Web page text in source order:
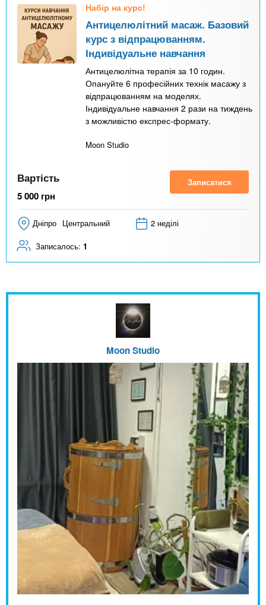
Набір на курс!
Антицелюлітний масаж. Базовий
курс з відпрацюванням.
Індивідуальне навчання
Антицелюлітна терапія за 10 годин.
Опануйте 6 професійних технік масажу з
відпрацюванням на моделях.
Індивідуальне навчання 2 рази на тиждень
з можливістю експрес-формату.
Moon Studio
Вартість
5 000 грн
Записатися
Дніпро Центральний 2 неділі
Записалось: 1
Moon Studio